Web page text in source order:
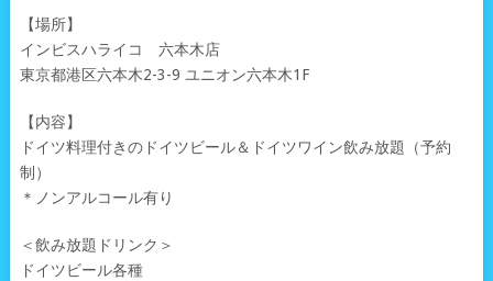
【場所】
インビスハライコ 六本木店
東京都港区六本木2-3-9 ユニオン六本木1F
【内容】
ドイツ料理付きのドイツビール＆ドイツワイン飲み放題（予約
制）
＊ノンアルコール有り
＜飲み放題ドリンク＞
ドイツビール各種